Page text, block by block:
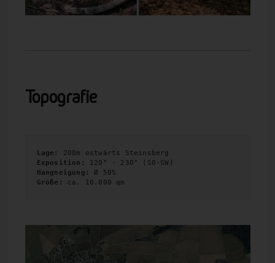
Topografie
Lage:
Exposition:
Hangneigung:
Größe: ca. 10.000 qm